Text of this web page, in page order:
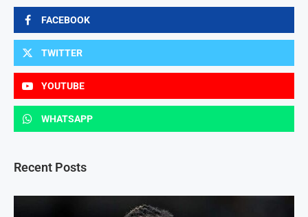
FACEBOOK
TWITTER
YOUTUBE
WHATSAPP
Recent Posts